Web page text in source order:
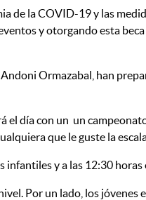
de la COVID-19 y las
y otorgando esta
Ormazabal, han
el día con un un
que le guste la
infantiles y a las 12:30
Por un lado, los